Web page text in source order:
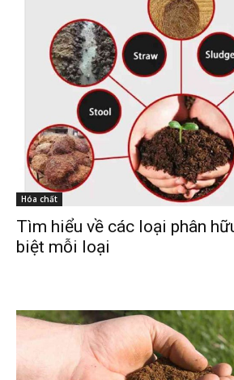
Hóa chất
Tìm hiểu về các loại phân
biệt mỗi loại